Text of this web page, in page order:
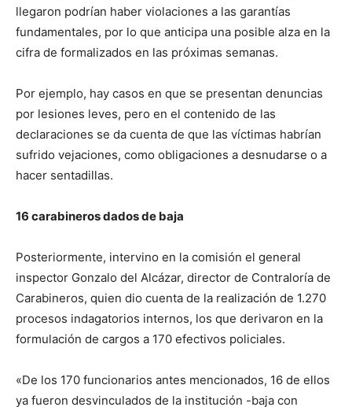
llegaron podrían haber violaciones a las garantías
fundamentales, por lo que anticipa una posible alza en la
cifra de formalizados en las próximas semanas.
Por ejemplo, hay casos en que se presentan denuncias
por lesiones leves, pero en el contenido de las
declaraciones se da cuenta de que las víctimas habrían
sufrido vejaciones, como obligaciones a desnudarse o a
hacer sentadillas.
16 carabineros dados de baja
Posteriormente, intervino en la comisión el general
inspector Gonzalo del Alcázar, director de Contraloría de
Carabineros, quien dio cuenta de la realización de 1.270
procesos indagatorios internos, los que derivaron en la
formulación de cargos a 170 efectivos policiales.
«De los 170 funcionarios antes mencionados, 16 de ellos
ya fueron desvinculados de la institución -baja con